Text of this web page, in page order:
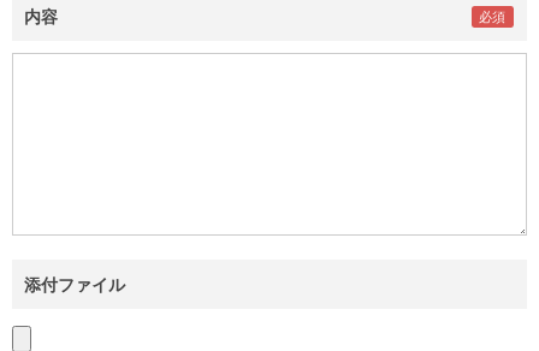
内容
添付ファイル